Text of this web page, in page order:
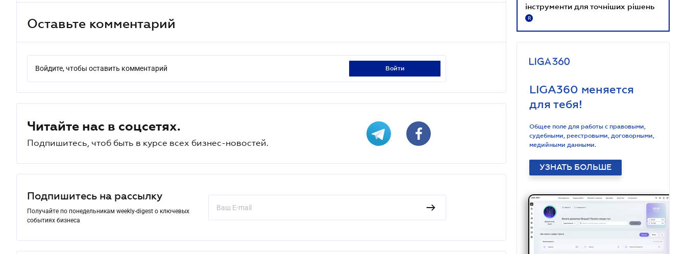
Оставьте комментарий
Войдите, чтобы оставить комментарий войти
Читайте нас в соцсетях.
Подпишитесь, чтоб быть в курсе всех бизнес-новостей.
Подпишитесь на рассылку
Получайте по понедельникам weekly-digest о ключевых
событиях бизнеса
інструменти для точніших рішень
R
LIGA360 меняется
для тебя!
Общее поле для работы с правовыми,
судебными, реестровыми, договорными,
медийными данными.
УЗНАТЬ БОЛЬШЕ